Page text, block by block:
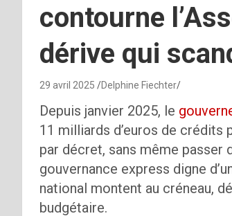
contourne
dérive qui
29 avril 2025 Delphine Fiechter
Depuis janvier 2025, le
11 milliards d’euros de crédits
par décret, sans même passer
gouvernance express digne
national montent au créneau,
budgétaire.